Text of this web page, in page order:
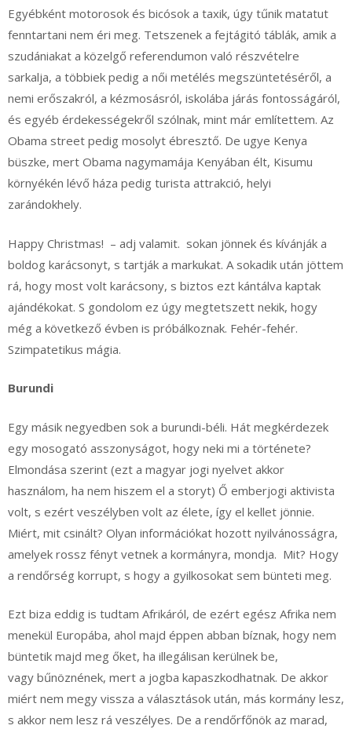
Egyébként motorosok és bicósok a taxik, úgy tűnik matatut
fenntartani nem éri meg. Tetszenek a fejtágitó táblák, amik a
szudániakat a közelgő referendumon való részvételre
sarkalja, a többiek pedig a női metélés megszüntetéséről, a
nemi erőszakról, a kézmosásról, iskolába járás fontosságáról,
és egyéb érdekességekről szólnak, mint már említettem. Az
Obama street pedig mosolyt ébresztő. De ugye Kenya
büszke, mert Obama nagymamája Kenyában élt, Kisumu
környékén lévő háza pedig turista attrakció, helyi
zarándokhely.
Happy Christmas! – adj valamit. sokan jönnek és kívánják a
boldog karácsonyt, s tartják a markukat. A sokadik után jöttem
rá, hogy most volt karácsony, s biztos ezt kántálva kaptak
ajándékokat. S gondolom ez úgy megtetszett nekik, hogy
még a következő évben is próbálkoznak. Fehér-fehér.
Szimpatetikus mágia.
Burundi
Egy másik negyedben sok a burundi-béli. Hát megkérdezek
egy mosogató asszonyságot, hogy neki mi a története?
Elmondása szerint (ezt a magyar jogi nyelvet akkor
használom, ha nem hiszem el a storyt) Ő emberjogi aktivista
volt, s ezért veszélyben volt az élete, így el kellet jönnie.
Miért, mit csinált? Olyan információkat hozott nyilvánosságra,
amelyek rossz fényt vetnek a kormányra, mondja. Mit? Hogy
a rendőrség korrupt, s hogy a gyilkosokat sem bünteti meg.
Ezt biza eddig is tudtam Afrikáról, de ezért egész Afrika nem
menekül Europába, ahol majd éppen abban bíznak, hogy nem
büntetik majd meg őket, ha illegálisan kerülnek be,
vagy bűnöznének, mert a jogba kapaszkodhatnak. De akkor
miért nem megy vissza a választások után, más kormány lesz,
s akkor nem lesz rá veszélyes. De a rendőrfőnök az marad,